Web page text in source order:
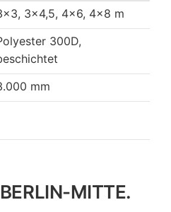
3×4,5, 4×6, 4×8 m
300D,
mm
MITTE.